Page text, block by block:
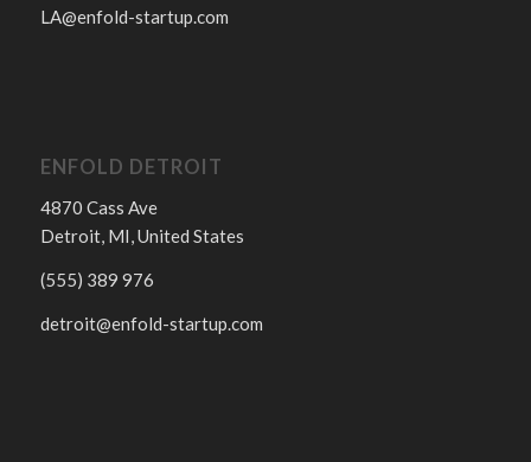
LA@enfold-startup.com
ENFOLD DETROIT
4870 Cass Ave
Detroit, MI, United States
(555) 389 976
detroit@enfold-startup.com